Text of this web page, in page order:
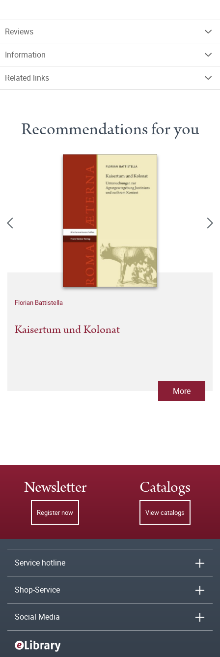
Reviews
Information
Related links
Recommendations for you
Florian Battistella
Kaisertum und Kolonat
More
Newsletter
Register now
Catalogs
View catalogs
Service hotline
Shop-Service
Social Media